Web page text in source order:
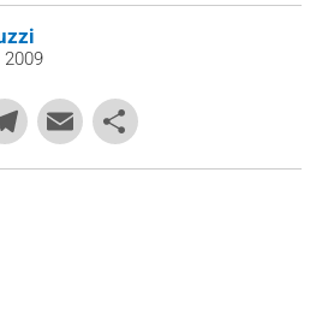
2009
T
el
E
m o